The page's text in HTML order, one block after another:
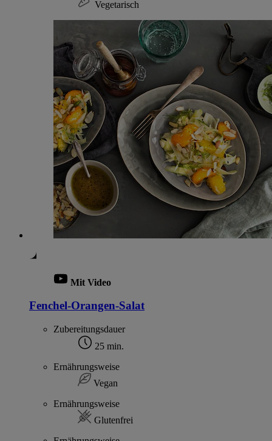
Vegetarisch
Mit Video
Fenchel-Orangen-Salat
Zubereitungsdauer
25 min.
Ernährungsweise
Vegan
Ernährungsweise
Glutenfrei